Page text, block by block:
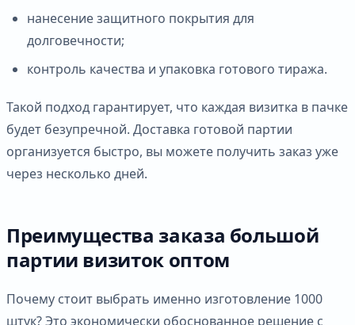
нанесение защитного покрытия для
долговечности;
контроль качества и упаковка готового тиража.
Такой подход гарантирует, что каждая визитка в пачке
будет безупречной. Доставка готовой партии
организуется быстро, вы можете получить заказ уже
через несколько дней.
Преимущества заказа большой
партии визиток оптом
Почему стоит выбрать именно изготовление 1000
штук? Это экономически обоснованное решение с